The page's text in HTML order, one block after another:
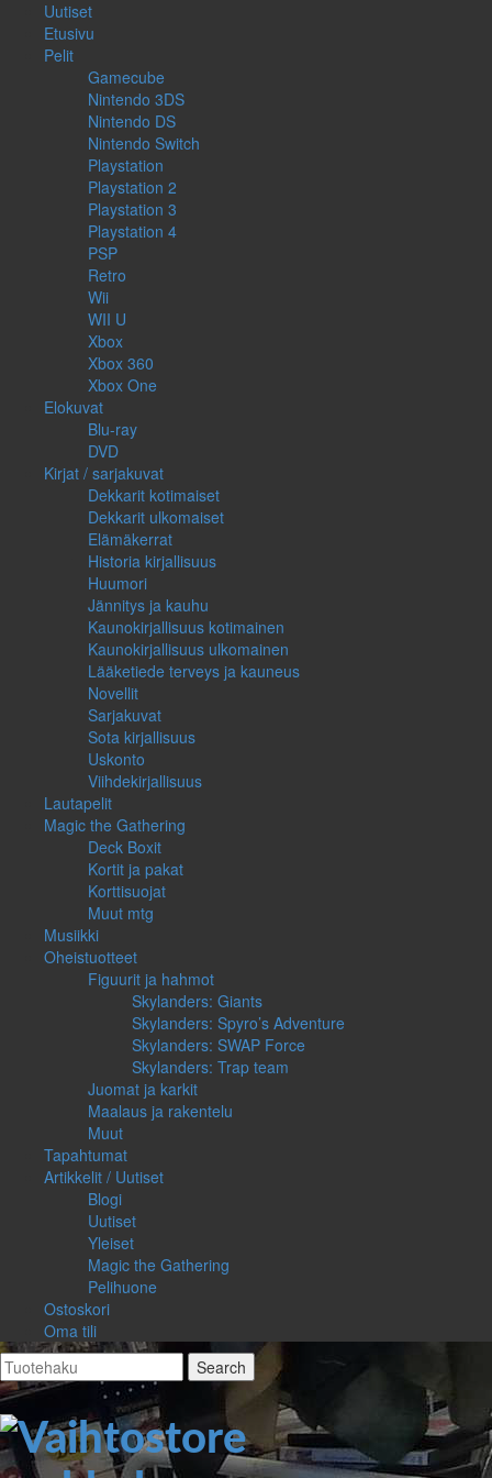
Uutiset
Etusivu
Pelit
Gamecube
Nintendo 3DS
Nintendo DS
Nintendo Switch
Playstation
Playstation 2
Playstation 3
Playstation 4
PSP
Retro
Wii
WII U
Xbox
Xbox 360
Xbox One
Elokuvat
Blu-ray
DVD
Kirjat / sarjakuvat
Dekkarit kotimaiset
Dekkarit ulkomaiset
Elämäkerrat
Historia kirjallisuus
Huumori
Jännitys ja kauhu
Kaunokirjallisuus kotimainen
Kaunokirjallisuus ulkomainen
Lääketiede terveys ja kauneus
Novellit
Sarjakuvat
Sota kirjallisuus
Uskonto
Viihdekirjallisuus
Lautapelit
Magic the Gathering
Deck Boxit
Kortit ja pakat
Korttisuojat
Muut mtg
Musiikki
Oheistuotteet
Figuurit ja hahmot
Skylanders: Giants
Skylanders: Spyro’s Adventure
Skylanders: SWAP Force
Skylanders: Trap team
Juomat ja karkit
Maalaus ja rakentelu
Muut
Tapahtumat
Artikkelit / Uutiset
Blogi
Uutiset
Yleiset
Magic the Gathering
Pelihuone
Ostoskori
Oma tili
Search
for: